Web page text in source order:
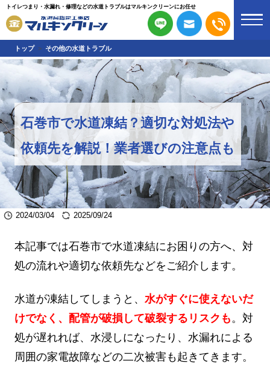
トイレつまり・水漏れ・修理などの水道トラブルはマルキンクリーンにお任せ
トップ その他の水道トラブル
石巻市で水道凍結？適切な対処法や
依頼先を解説！業者選びの注意点も
2024/03/04 2025/09/24
本記事では石巻市で水道凍結にお困りの方へ、対
処の流れや適切な依頼先などをご紹介します。
水道が凍結してしまうと、 水がすぐに使えないだ
けでなく、配管が破損して破裂するリスクも。対
処が遅れれば、水浸しになったり、水漏れによる
周囲の家電故障などの二次被害も起きてきます。